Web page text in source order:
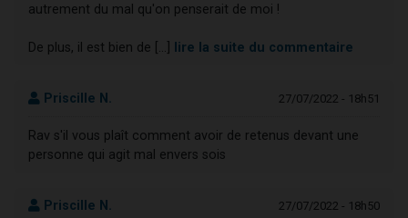
autrement du mal qu'on penserait de moi !
De plus, il est bien de [...] lire la suite du commentaire
Priscille N. 27/07/2022 - 18h51
Rav s'il vous plaît comment avoir de retenus devant une
personne qui agit mal envers sois
Priscille N. 27/07/2022 - 18h50